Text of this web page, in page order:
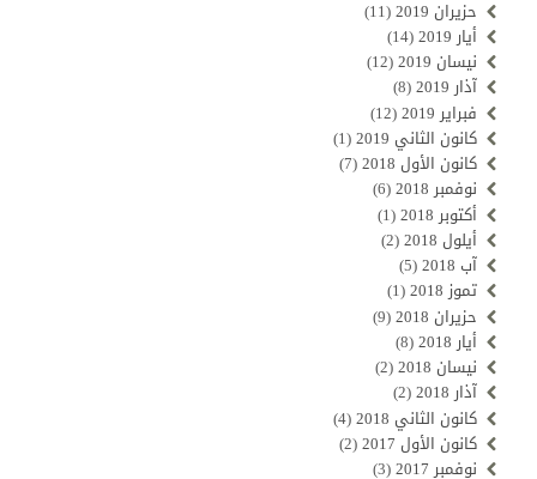
حزيران 2019
(11)
أيار 2019
(14)
نيسان 2019
(12)
آذار 2019
(8)
فبراير 2019
(12)
كانون الثاني 2019
(1)
كانون الأول 2018
(7)
نوفمبر 2018
(6)
أكتوبر 2018
(1)
أيلول 2018
(2)
آب 2018
(5)
تموز 2018
(1)
حزيران 2018
(9)
أيار 2018
(8)
نيسان 2018
(2)
آذار 2018
(2)
كانون الثاني 2018
(4)
كانون الأول 2017
(2)
نوفمبر 2017
(3)